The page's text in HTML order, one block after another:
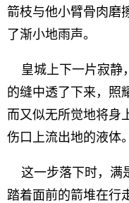
箭枝与他小臂骨肉磨
了渐小地雨声。
皇城上下一片寂静
的缝中透了下来，照
而又似无所觉地将身
伤口上流出地的液体
这一步落下时，满
踏着面前的箭堆在行